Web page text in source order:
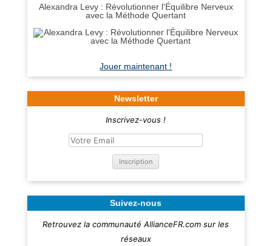
Alexandra Levy : Révolutionner l'Équilibre Nerveux
avec la Méthode Quertant
Jouer maintenant !
Newsletter
Inscrivez-vous !
Suivez-nous
Retrouvez la communauté AllianceFR.com sur les
réseaux